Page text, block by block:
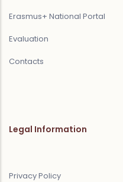
Erasmus+ National Portal
Evaluation
Contacts
Legal Information
Privacy Policy